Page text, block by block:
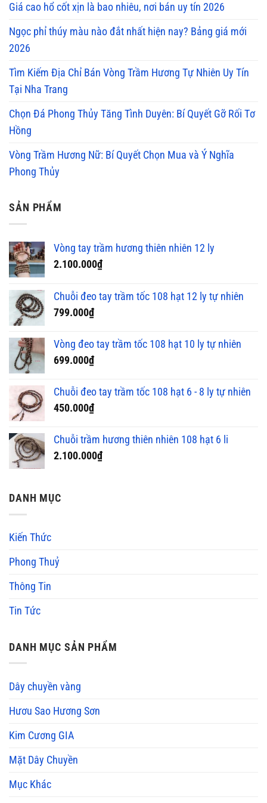
Giá cao hổ cốt xịn là bao nhiêu, nơi bán uy tín 2026
Ngọc phỉ thúy màu nào đắt nhất hiện nay? Bảng giá mới
2026
Tìm Kiếm Địa Chỉ Bán Vòng Trầm Hương Tự Nhiên Uy Tín
Tại Nha Trang
Chọn Đá Phong Thủy Tăng Tình Duyên: Bí Quyết Gỡ Rối Tơ
Hồng
Vòng Trầm Hương Nữ: Bí Quyết Chọn Mua và Ý Nghĩa
Phong Thủy
SẢN PHẨM
Vòng tay trầm hương thiên nhiên 12 ly
2.100.000₫
Chuỗi đeo tay trầm tốc 108 hạt 12 ly tự nhiên
799.000₫
Vòng đeo tay trầm tốc 108 hạt 10 ly tự nhiên
699.000₫
Chuỗi đeo tay trầm tốc 108 hạt 6 - 8 ly tự nhiên
450.000₫
Chuỗi trầm hương thiên nhiên 108 hạt 6 li
2.100.000₫
DANH MỤC
Kiến Thức
Phong Thuỷ
Thông Tin
Tin Tức
DANH MỤC SẢN PHẨM
Dây chuyền vàng
Hươu Sao Hương Sơn
Kim Cương GIA
Mặt Dây Chuyền
Mục Khác